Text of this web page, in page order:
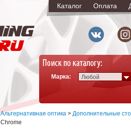
Каталог Оплата
Марка: Любой
Альтернативная оптика > Дополнительные
Chrome